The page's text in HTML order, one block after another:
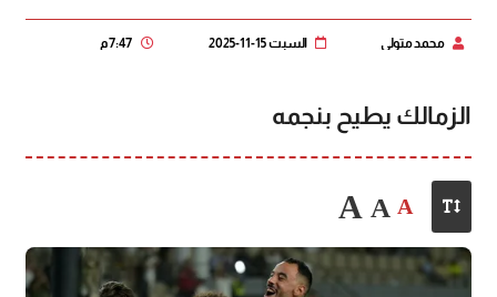
محمد متولي السبت 15-11-2025 7:47 م
الزمالك يطيح بنجمه
A
A
A